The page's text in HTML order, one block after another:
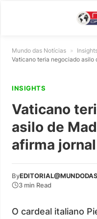
Mundo das Notícias »
Vaticano teria negociado asilo
INSIGHTS
Vaticano
asilo de
afirma jornal
By
3 min Read
O cardeal italiano